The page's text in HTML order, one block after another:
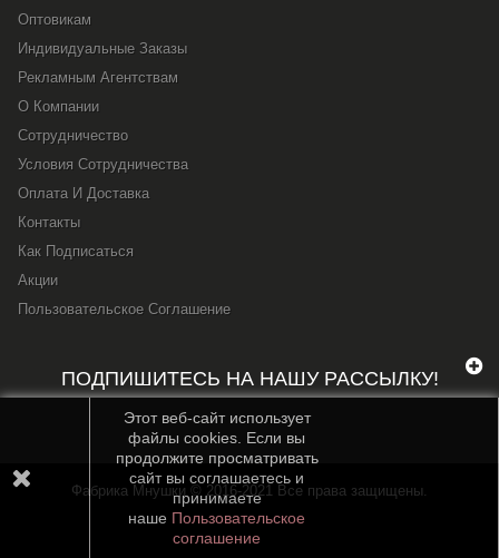
Оптовикам
Индивидуальные Заказы
Рекламным Агентствам
О Компании
Сотрудничество
Условия Сотрудничества
Оплата И Доставка
Контакты
Как Подписаться
Акции
Пользовательское Соглашение
ПОДПИШИТЕСЬ НА НАШУ РАССЫЛКУ!
Фабрика Мнушки © 2016-2021 Все права защищены.
Этот веб-сайт использует
файлы cookies. Если вы
продолжите просматривать
сайт вы соглашаетесь и
принимаете
наше Пользовательское
соглашение